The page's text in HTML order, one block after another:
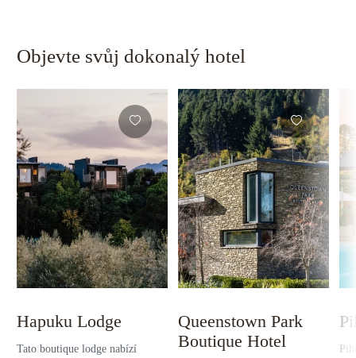
Objevte svůj dokonalý hotel
Hapuku Lodge
Tato boutique lodge nabízí
Queenstown Park
Boutique Hotel